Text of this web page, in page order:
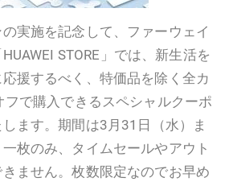
実施を記念して、ファーウェイ
STORE」では、新生活を
援するべく、特価品を除く全カ
で購入できるスペシャルクーポ
ます。期間は3月31日（水）ま
枚のみ、タイムセールやアウト
ません。枚数限定なのでお早め